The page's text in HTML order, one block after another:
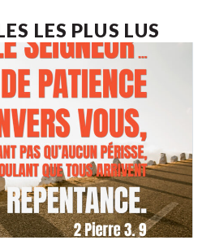
LES PLUS LUS